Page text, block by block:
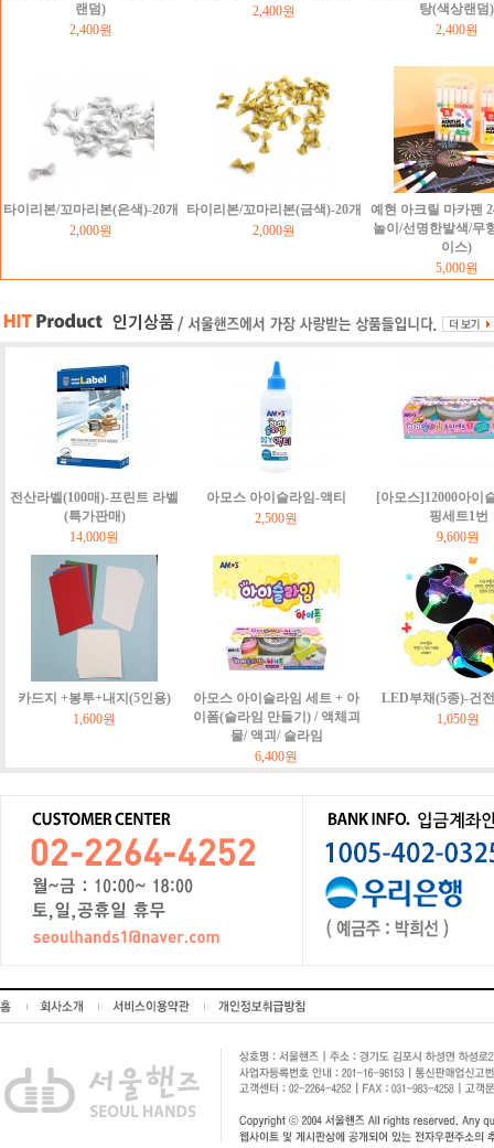
랜덤)
2,400원
2,400원
탕(색상랜덤)
2,400원
타이리본/꼬마리본(은색)-20개
2,000원
타이리본/꼬마리본(금색)-20개
2,000원
예현 아크릴 마카펜
놀이/선명한발색/무
이스)
5,000원
전산라벨(100매)-프린트 라벨
(특가판매)
14,000원
아모스 아이슬라임-액티
2,500원
[아모스]12000아이
핑세트1번
9,600원
카드지 +봉투+내지(5인용)
1,600원
아모스 아이슬라임 세트 + 아
이폼(슬라임 만들기) / 액체괴
물/ 액괴/ 슬라임
6,400원
LED부채(5종)-건
1,050원